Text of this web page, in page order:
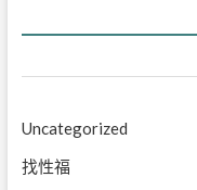
Uncategorized
找性福